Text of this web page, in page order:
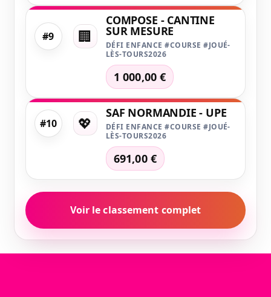
#9 🏢
COMPOSE - CANTINE
SUR MESURE
DÉFI ENFANCE #COURSE #JOUÉ-
LÈS-TOURS2026
1 000,00 €
#10 💖
SAF NORMANDIE - UPE
DÉFI ENFANCE #COURSE #JOUÉ-
LÈS-TOURS2026
691,00 €
Voir le classement complet